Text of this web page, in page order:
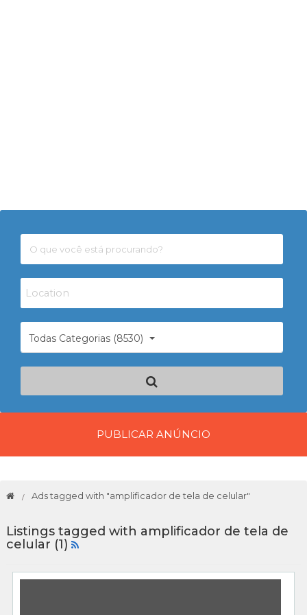
Todas Categorias (8530)
PUBLICAR ANÚNCIO
Ads tagged with "amplificador de tela de celular"
Listings tagged with amplificador de tela de
celular (1)